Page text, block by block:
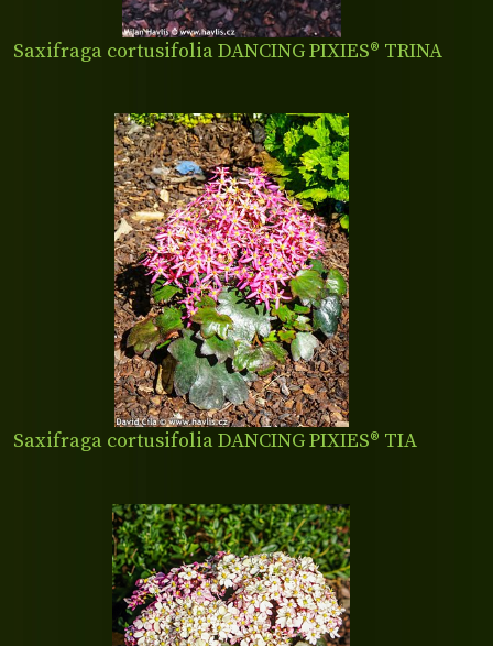
Saxifraga cortusifolia DANCING PIXIES® TRINA
Saxifraga cortusifolia DANCING PIXIES® TIA